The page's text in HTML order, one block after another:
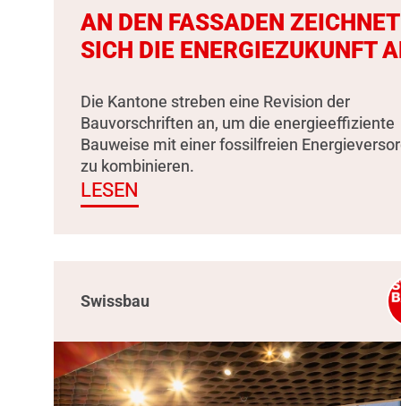
AN DEN FASSADEN ZEICHNET
SICH DIE ENERGIEZUKUNFT
Die Kantone streben eine Revision der
Bauvorschriften an, um die energieeffiziente
Bauweise mit einer fossilfreien
zu kombinieren.
LESEN
Swissbau